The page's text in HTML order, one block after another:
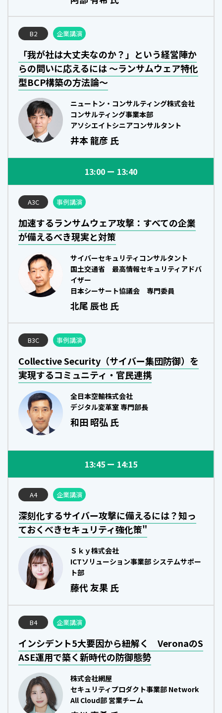
B2 企業講演
「我が社は大丈夫なのか？」という経営陣か
らの問いに応えるには ～ランサムウェア特化
型BCP構築の方法論～
ニュートン・コンサルティング株式会社
コンサルティング事業本部
アソシエイトシニアコンサルタント
井本 龍彦 氏
13:00 13:40
A3C 事例講演
加速するランサムウェア攻撃：すべての企業
が備えるべき現実と対策
サイバーセキュリティコンサルタント
国土交通省 最高情報セキュリティアドバ
イザー
日本シーサート協議会 専門委員
北尾 辰也 氏
B3C 事例講演
Collective Security（サイバー集団防御）を
実現するコミュニティ・官民連携
全日本空輸株式会社
デジタル変革室 専門部長
和田 昭弘 氏
13:45 14:15
A4 企業講演
深刻化するサイバー攻撃に備えるには？知っ
ておくべきセキュリティ強化策"
Ｓｋｙ株式会社
ICTソリューション事業部 システムサポー
ト部
藤代 友果 氏
B4 企業講演
インシデント5大要因から紐解く VeronaのS
ASE運用で築く新時代の防御態勢
株式会社網屋
セキュリティプロダクト事業部 Network
All Cloud部 営業チーム